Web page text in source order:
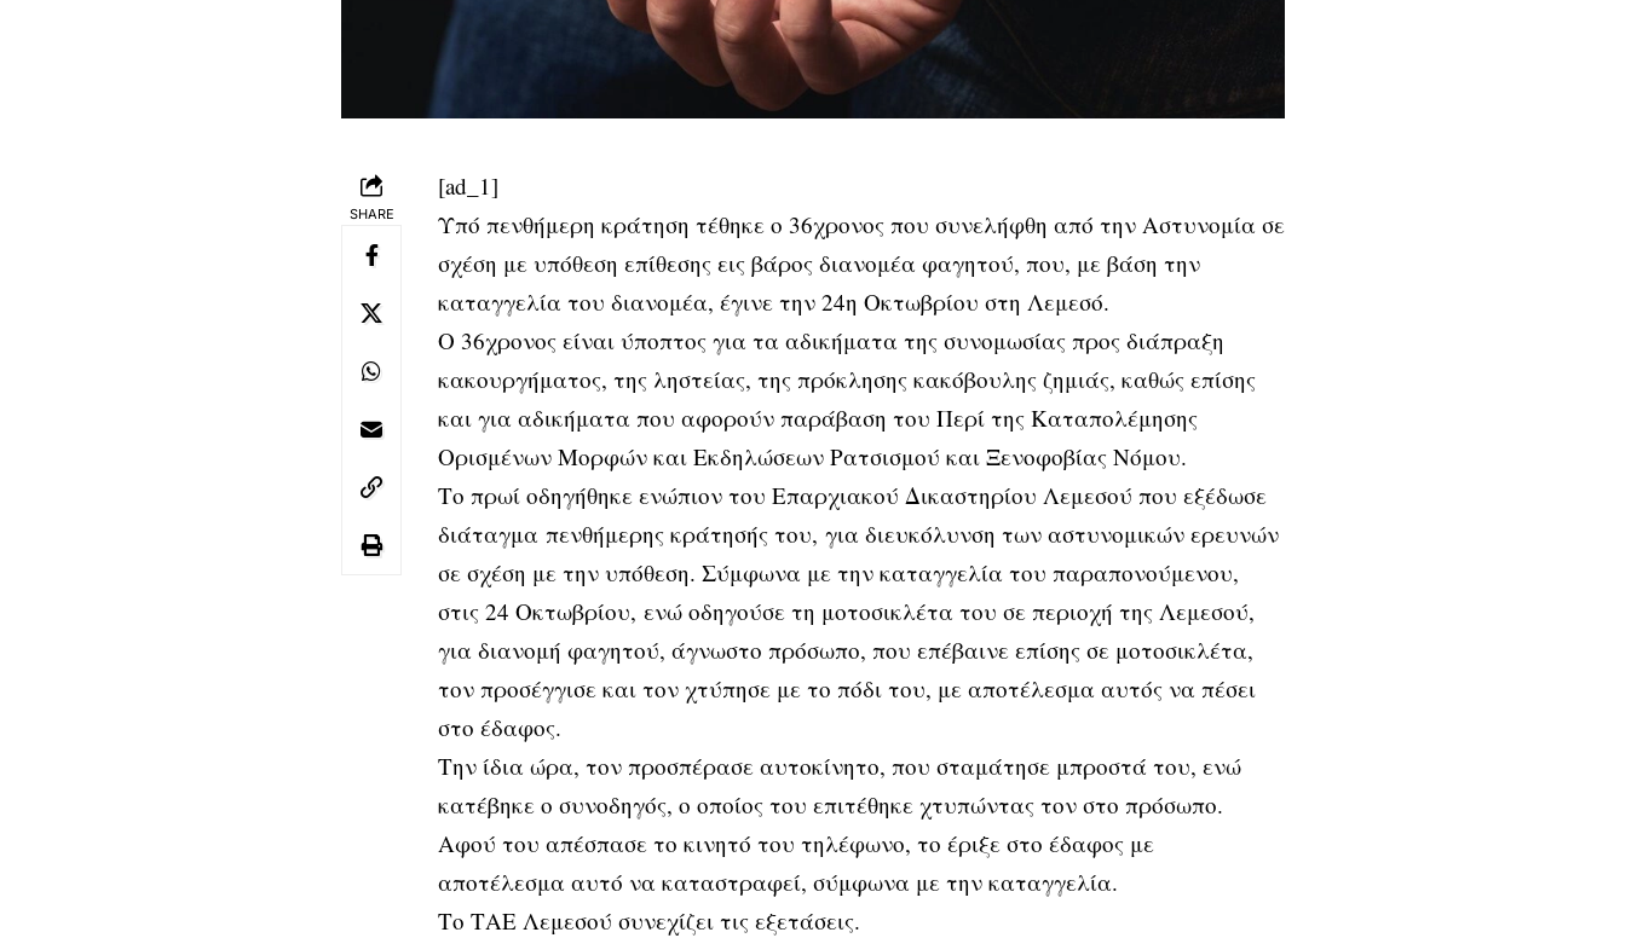
SHARE
[ad_1]
Υπό πενθήμερη κράτηση τέθηκε ο 36χρονος που συνελήφθη από την Αστυνομία σε
σχέση με υπόθεση επίθεσης εις βάρος διανομέα φαγητού, που, με βάση την
καταγγελία του διανομέα, έγινε την 24η Οκτωβρίου στη Λεμεσό.
Ο 36χρονος είναι ύποπτος για τα αδικήματα της συνομωσίας προς διάπραξη
κακουργήματος, της ληστείας, της πρόκλησης κακόβουλης ζημιάς, καθώς επίσης
και για αδικήματα που αφορούν παράβαση του Περί της Καταπολέμησης
Ορισμένων Μορφών και Εκδηλώσεων Ρατσισμού και Ξενοφοβίας Νόμου.
Το πρωί οδηγήθηκε ενώπιον του Επαρχιακού Δικαστηρίου Λεμεσού που εξέδωσε
διάταγμα πενθήμερης κράτησής του, για διευκόλυνση των αστυνομικών ερευνών
σε σχέση με την υπόθεση. Σύμφωνα με την καταγγελία του παραπονούμενου,
στις 24 Οκτωβρίου, ενώ οδηγούσε τη μοτοσικλέτα του σε περιοχή της Λεμεσού,
για διανομή φαγητού, άγνωστο πρόσωπο, που επέβαινε επίσης σε μοτοσικλέτα,
τον προσέγγισε και τον χτύπησε με το πόδι του, με αποτέλεσμα αυτός να πέσει
στο έδαφος.
Την ίδια ώρα, τον προσπέρασε αυτοκίνητο, που σταμάτησε μπροστά του, ενώ
κατέβηκε ο συνοδηγός, ο οποίος του επιτέθηκε χτυπώντας τον στο πρόσωπο.
Αφού του απέσπασε το κινητό του τηλέφωνο, το έριξε στο έδαφος με
αποτέλεσμα αυτό να καταστραφεί, σύμφωνα με την καταγγελία.
Το ΤΑΕ Λεμεσού συνεχίζει τις εξετάσεις.